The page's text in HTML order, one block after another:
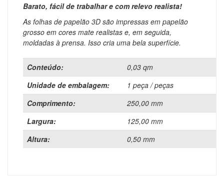
Barato, fácil de trabalhar e com relevo realista!
As folhas de papelão 3D são impressas em papelão
grosso em cores mate realistas e, em seguida,
moldadas à prensa. Isso cria uma bela superfície.
Conteúdo:
0,03 qm
Unidade de embalagem:
1 peça / peças
Comprimento:
250,00 mm
Largura:
125,00 mm
Altura:
0,50 mm